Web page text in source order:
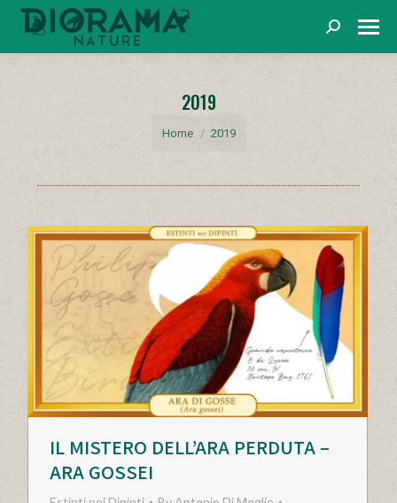
Cerca
2019
You are here:
Home 2019
IL MISTERO DELL’ARA PERDUTA –
ARA GOSSEI